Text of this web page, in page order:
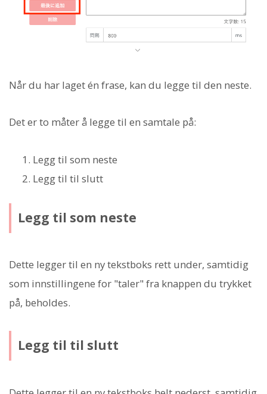
Når du har laget én frase, kan du legge til den neste.
Det er to måter å legge til en samtale på:
Legg til som neste
Legg til til slutt
Legg til som neste
Dette legger til en ny tekstboks rett under, samtidig
som innstillingene for "taler" fra knappen du trykket
på, beholdes.
Legg til til slutt